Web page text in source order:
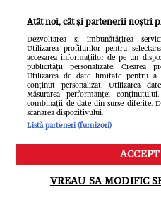
COD NEGRU de
Sărăcie lucie,
și necazuri fără
grav afectate...
Meniu Caută
Atât noi, cât și partenerii noștri
Dezvoltarea și îmbunătățirea
Utilizarea profilurilor pentru
accesarea informațiilor de pe un
publicității personalizate. Crearea
Utilizarea de date limitate pentru a
conținut personalizat. Utilizarea
Măsurarea performanței
combinații de date din surse diferite.
scanarea dispozitivului.
Listă parteneri (furnizori)
VREAU SA MODIFIC